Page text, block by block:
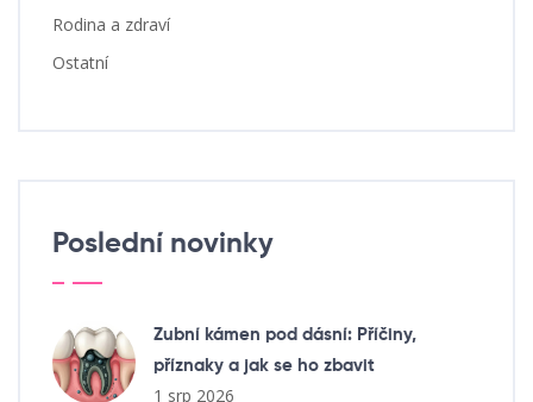
Rodina a zdraví
Ostatní
Poslední novinky
Zubní kámen pod dásní: Příčiny,
příznaky a jak se ho zbavit
1 srp 2026